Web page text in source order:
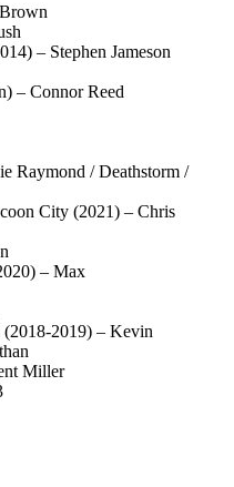
– Stephen Jameson
– Connor Reed
Raymond / Deathstorm /
City (2021) – Chris
– Max
(2018-2019) – Kevin
Miller